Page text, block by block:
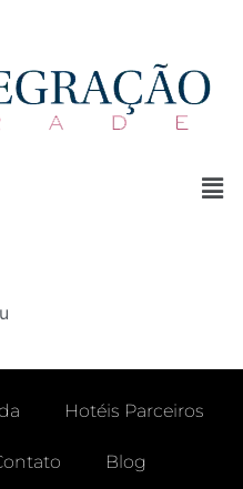
Hotéis Parceiros
Blog